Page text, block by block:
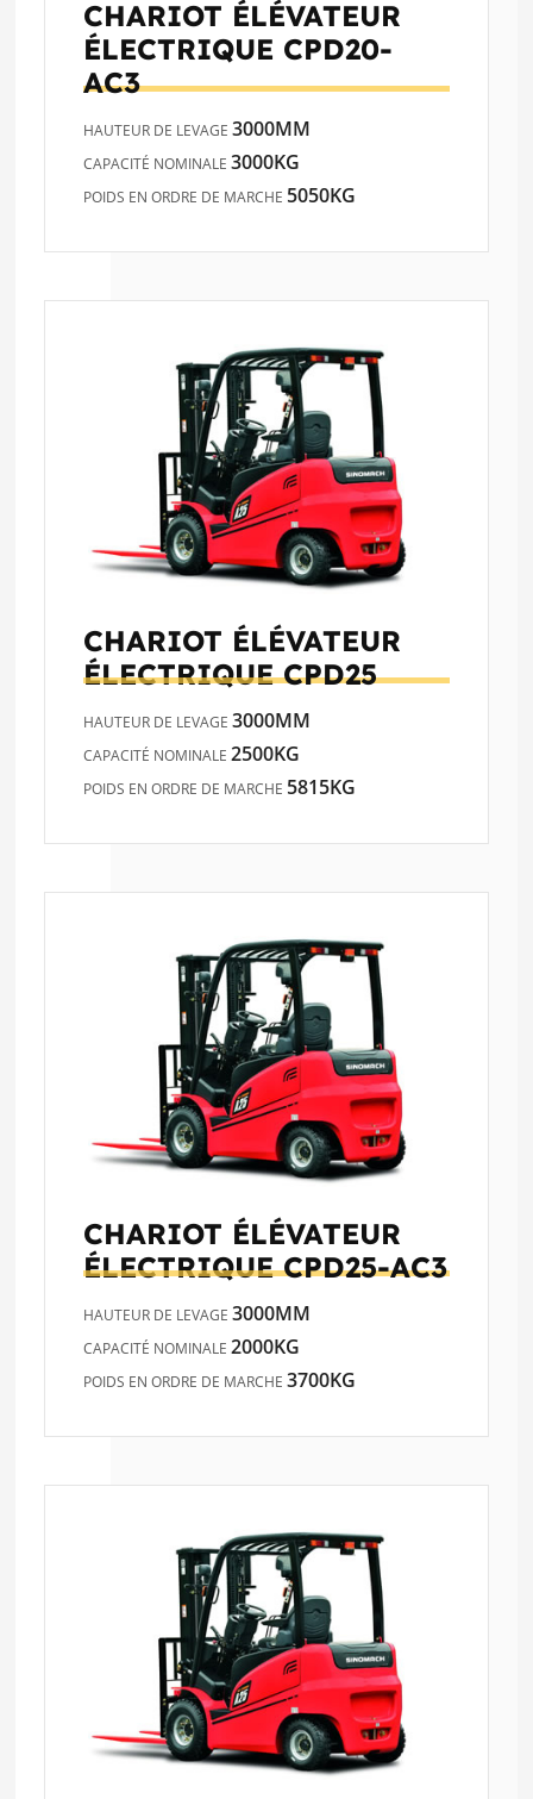
CHARIOT ÉLÉVATEUR
ÉLECTRIQUE CPD20-
AC3
HAUTEUR DE LEVAGE3000MM
CAPACITÉ NOMINALE3000KG
POIDS EN ORDRE DE MARCHE 5050KG
CHARIOT ÉLÉVATEUR
ÉLECTRIQUECPD25
HAUTEUR DE LEVAGE3000MM
CAPACITÉ NOMINALE2500KG
POIDS EN ORDRE DE MARCHE 5815KG
CHARIOT ÉLÉVATEUR
ÉLECTRIQUECPD25-AC3
HAUTEUR DE LEVAGE3000MM
CAPACITÉ NOMINALE2000KG
POIDS EN ORDRE DE MARCHE3700KG